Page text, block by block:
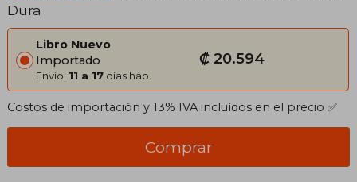
Dura
Libro Nuevo
Importado
Envío: 11 a 17 días háb.
₡ 20.594
Costos de importación y 13% IVA incluídos en el precio ✅
Comprar